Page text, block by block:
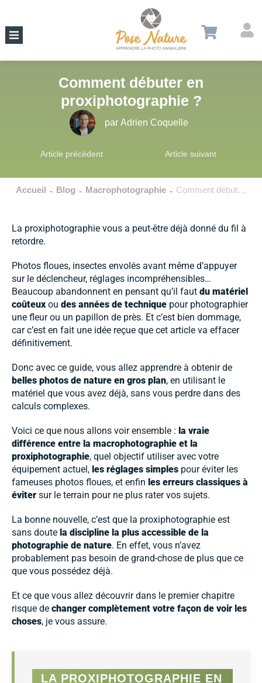
Comment débuter en
proxiphotographie ?
par Adrien Coquelle
Article précédent Article suivant
Accueil - Blog - Macrophotographie - Comment débuter en proxiphotographie ?
La proxiphotographie vous a peut-être déjà donné du fil à
retordre.
Photos floues, insectes envolés avant même d’appuyer
sur le déclencheur, réglages incompréhensibles…
Beaucoup abandonnent en pensant qu’il faut du matériel
coûteux ou des années de technique pour photographier
une fleur ou un papillon de près. Et c’est bien dommage,
car c’est en fait une idée reçue que cet article va effacer
définitivement.
Donc avec ce guide, vous allez apprendre à obtenir de
belles photos de nature en gros plan, en utilisant le
matériel que vous avez déjà, sans vous perdre dans des
calculs complexes.
Voici ce que nous allons voir ensemble : la vraie
différence entre la macrophotographie et la
proxiphotographie, quel objectif utiliser avec votre
équipement actuel, les réglages simples pour éviter les
fameuses photos floues, et enfin les erreurs classiques à
éviter sur le terrain pour ne plus rater vos sujets.
La bonne nouvelle, c’est que la proxiphotographie est
sans doute la discipline la plus accessible de la
photographie de nature. En effet, vous n’avez
probablement pas besoin de grand-chose de plus que ce
que vous possédez déjà.
Et ce que vous allez découvrir dans le premier chapitre
risque de changer complètement votre façon de voir les
choses, je vous assure.
LA PROXIPHOTOGRAPHIE EN